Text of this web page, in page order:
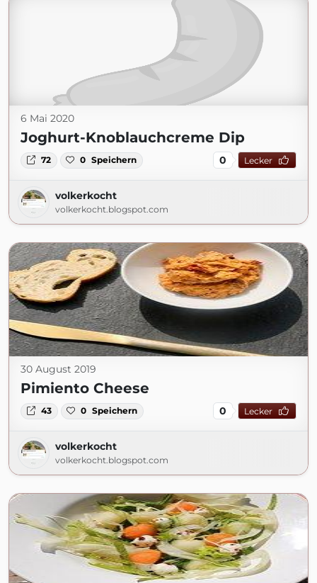
6 Mai 2020
Joghurt-Knoblauchcreme Dip
72 0 Speichern 0 Lecker
volkerkocht
volkerkocht.blogspot.com
30 August 2019
Pimiento Cheese
43 0 Speichern 0 Lecker
volkerkocht
volkerkocht.blogspot.com